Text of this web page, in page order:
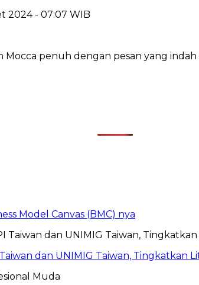
2024 - 07:07 WIB
Mocca penuh dengan pesan yang
Model Canvas (BMC) nya
dan UNIMIG Taiwan, Tingkatkan